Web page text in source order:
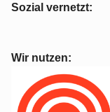
Sozial vernetzt:
Wir nutzen: